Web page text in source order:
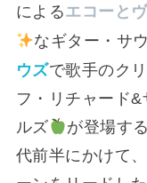
によるエコーと
なギター・サ
ウズで歌手のク
フ・リチャード
ルズ
が登場す
代前半にかけて